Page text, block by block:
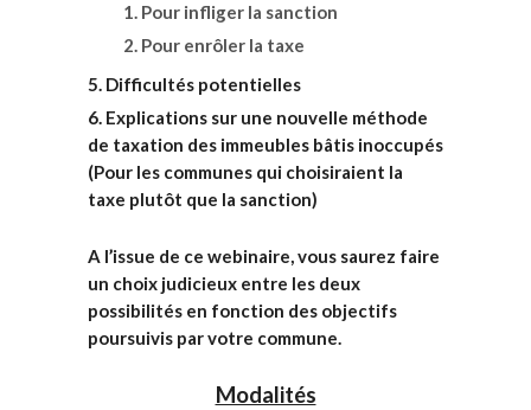
Pour infliger la sanction
Pour enrôler la taxe
Difficultés potentielles
Explications sur une nouvelle méthode
de taxation des immeubles bâtis inoccupés
(Pour les communes qui choisiraient la
taxe plutôt que la sanction)
A l’issue de ce webinaire, vous saurez faire
un choix judicieux entre les deux
possibilités en fonction des objectifs
poursuivis par votre commune.
Modalités